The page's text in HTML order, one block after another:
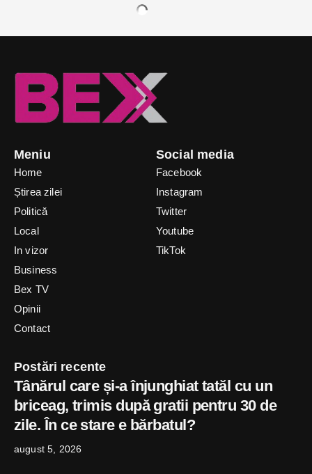
Meniu
Home
Știrea zilei
Politică
Local
In vizor
Business
Bex TV
Opinii
Contact
Social media
Facebook
Instagram
Twitter
Youtube
TikTok
Postări recente
Tânărul care și-a înjunghiat tatăl cu un
briceag, trimis după gratii pentru 30 de
zile. În ce stare e bărbatul?
august 5, 2026